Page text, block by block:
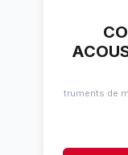
Instruments de